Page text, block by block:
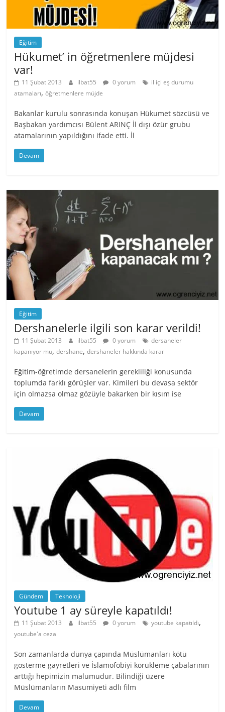
Eğitim
Hükumet’ in öğretmenlere müjdesi
var!
11 Şubat 2013 ilbat55 0 yorum
il içi eş durumu
atamaları,öğretmenlere müjde
Bakanlar kurulu sonrasında konuşan Hükumet sözcüsü ve
Başbakan yardımcısı Bülent ARINÇ İl dışı özür grubu
atamalarının yapıldığını ifade etti. İl
Devam
Eğitim
Dershanelerle ilgili son karar verildi!
11 Şubat 2013 ilbat55 0 yorum
dersaneler
kapanıyor mu,dershane,dershaneler hakkında karar
Eğitim-öğretimde dersanelerin gerekliliği konusunda
toplumda farklı görüşler var. Kimileri bu devasa sektör
için olmazsa olmaz gözüyle bakarken bir kısım ise
Devam
Gündem Teknoloji
Youtube 1 ay süreyle kapatıldı!
11 Şubat 2013 ilbat55 0 yorum youtube kapatıldı,
youtube'a ceza
Son zamanlarda dünya çapında Müslümanları kötü
gösterme gayretleri ve İslamofobiyi körükleme çabalarının
arttığı hepimizin malumudur. Bilindiği üzere
Müslümanların Masumiyeti adlı film
Devam